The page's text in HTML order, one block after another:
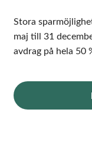
Stora
maj till 31
avdrag på hela 50